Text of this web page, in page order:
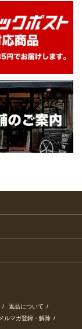
/ 返品について /
メルマガ登録・解除 /